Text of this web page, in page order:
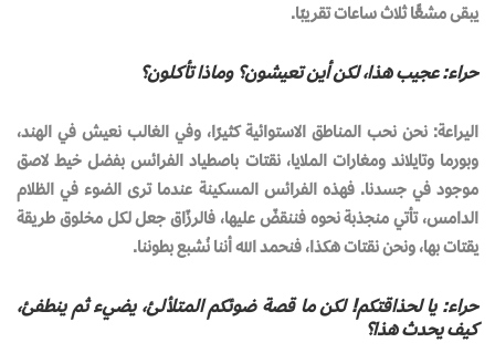
يبقى مشعًّا ثلاث ساعات تقريبًا.
حراء: عجيب هذا، لكن أين تعيشون؟ وماذا تأكلون؟
اليراعة: نحن نحب المناطق الاستوائية كثيرًا، وفي الغالب نعيش في الهند،
وبورما وتايلاند ومغارات الملايا، نقتات باصطياد الفرائس بفضل خيط لاصق
موجود في جسدنا. فهذه الفرائس المسكينة عندما ترى الضوء في الظلام
الدامس، تأتي منجذبة نحوه فننقضّ عليها، فالرزّاق جعل لكل مخلوق طريقة
يقتات بها، ونحن نقتات هكذا، فنحمد الله أننا نُشبع بطوننا.
حراء: يا لحذاقتكم! لكن ما قصة ضوئكم المتلألئ، يضيء ثم ينطفئ،
كيف يحدث هذا؟